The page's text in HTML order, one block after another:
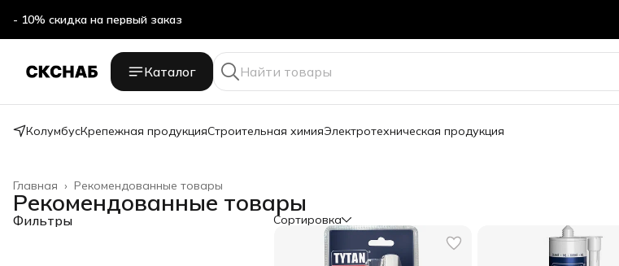
- 10% скидка на первый заказ
Каталог
КолумбусКрепежная продукцияСтроительная химияЭлектротехническая продукция
Рекомендованные товары
Главная ›
Рекомендованные товары
Фильтры Сортировка